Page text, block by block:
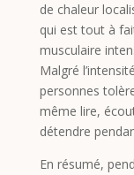
de chaleur
qui est tout à
musculaire
Malgré
personnes
même lire,
détendre
En résumé,